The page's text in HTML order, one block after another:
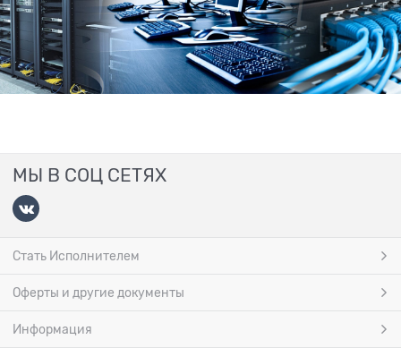
МЫ В СОЦ СЕТЯХ
Стать Исполнителем
Оферты и другие документы
Информация